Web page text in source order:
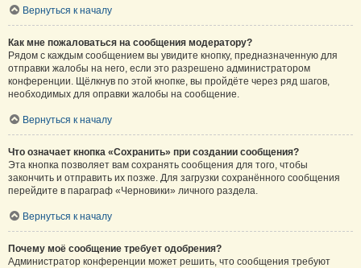
Вернуться к началу
Как мне пожаловаться на сообщения модератору?
Рядом с каждым сообщением вы увидите кнопку, предназначенную для
отправки жалобы на него, если это разрешено администратором
конференции. Щёлкнув по этой кнопке, вы пройдёте через ряд шагов,
необходимых для оправки жалобы на сообщение.
Вернуться к началу
Что означает кнопка «Сохранить» при создании сообщения?
Эта кнопка позволяет вам сохранять сообщения для того, чтобы
закончить и отправить их позже. Для загрузки сохранённого сообщения
перейдите в параграф «Черновики» личного раздела.
Вернуться к началу
Почему моё сообщение требует одобрения?
Администратор конференции может решить, что сообщения требуют